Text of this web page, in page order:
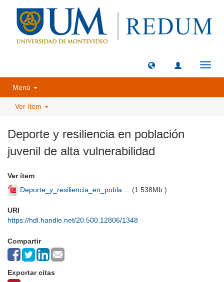
Menú
Ver ítem
Deporte y resiliencia en población
juvenil de alta vulnerabilidad
Ver ítem
Deporte_y_resiliencia_en_pobla ... (1.538Mb )
URI
https://hdl.handle.net/20.500.12806/1348
Compartir
Exportar citas